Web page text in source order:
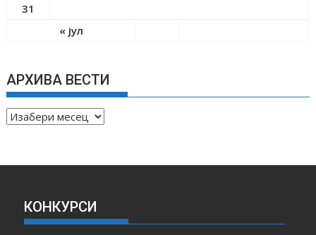
« јул
31
АРХИВА ВЕСТИ
А
И
КОНКУРСИ